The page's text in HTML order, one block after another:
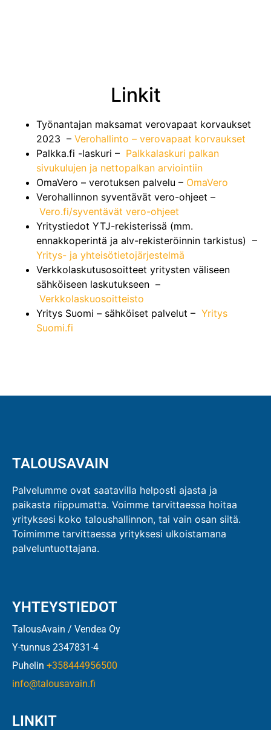
Linkit
Työnantajan maksamat verovapaat korvaukset
2023 – Verohallinto – verovapaat korvaukset
Palkka.fi -laskuri – Palkkalaskuri palkan
sivukulujen ja nettopalkan arviointiin
OmaVero – verotuksen palvelu – OmaVero
Verohallinnon syventävät vero-ohjeet –
Vero.fi/syventävät vero-ohjeet
Yritystiedot YTJ-rekisterissä (mm.
ennakkoperintä ja alv-rekisteröinnin tarkistus) –
Yritys- ja yhteisötietojärjestelmä
Verkkolaskutusosoitteet yritysten väliseen
sähköiseen laskutukseen –
Verkkolaskuosoitteisto
Yritys Suomi – sähköiset palvelut – Yritys
Suomi.fi
TALOUSAVAIN
Palvelumme ovat saatavilla helposti ajasta ja
paikasta riippumatta. Voimme tarvittaessa hoitaa
yrityksesi koko taloushallinnon, tai vain osan siitä.
Toimimme tarvittaessa yrityksesi ulkoistamana
palveluntuottajana.
YHTEYSTIEDOT
TalousAvain / Vendea Oy
Y-tunnus 2347831-4
Puhelin +358444956500
info@talousavain.fi
LINKIT